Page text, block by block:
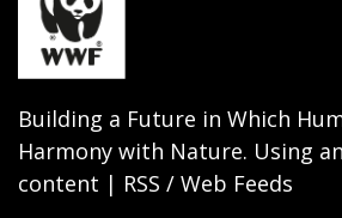
Building a Future in Which
Harmony with Nature. Using
content | RSS / Web Feeds